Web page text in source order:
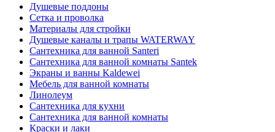
Душевые поддоны
Сетка и проволка
Материалы для стройки
Душевые каналы и трапы WATERWAY
Сантехника для ванной Santeri
Сантехника для ванной комнаты Santek
Экраны и ванны Kaldewei
Мебель для ванной комнаты
Линолеум
Сантехника для кухни
Сантехника для ванной комнаты
Краски и лаки